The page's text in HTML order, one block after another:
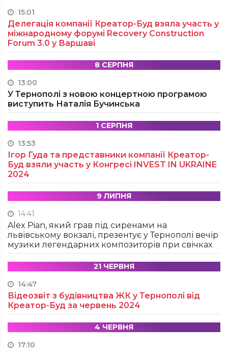
15:01
Делегація компанії Креатор-Буд взяла участь у
міжнародному форумі Recovery Construction
Forum 3.0 у Варшаві
8 СЕРПНЯ
13:00
У Тернополі з новою концертною програмою
виступить Наталія Бучинська
1 СЕРПНЯ
13:53
Ігор Гуда та представники компанії Креатор-
Буд взяли участь у Конгресі INVEST IN UKRAINE
2024
9 ЛИПНЯ
14:41
Alex Pian, який грав під сиренами на
львівському вокзалі, презентує у Тернополі вечір
музики легендарних композиторів при свічках
21 ЧЕРВНЯ
14:47
Відеозвіт з будівництва ЖК у Тернополі від
Креатор-Буд за червень 2024
4 ЧЕРВНЯ
17:10